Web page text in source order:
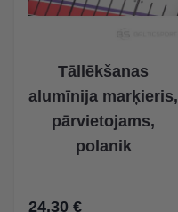
Tāllēkšanas
alumīnija marķieris,
pārvietojams,
polanik
24,30 €